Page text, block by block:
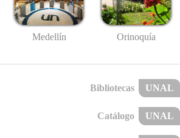
Medellín Orinoquía
Bibliotecas UNAL
Catálogo UNAL